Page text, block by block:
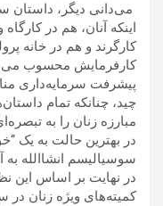
می‌دانی دیگر، داستان
اینکه آنان، هم در
کارگرند و هم در خانه
کارفرمایش محسوب
پیشرفت سرمایه‌داری
چید، چنانکه تمام
مبارزه زنان را به
در بهترین حالت به یک
سوسیالیسم انشاالله
در نهایت بر اساس این
کمیته‌های ویژه زنان